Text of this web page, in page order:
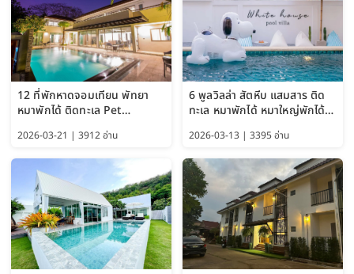
12 ที่พักหาดจอมเทียน พัทยา
หมาพักได้ ติดทะเล Pet
Friendly ใกล้กรุงเทพ หมาใหญ่
พักได้ อัปเดต 2569
2026-03-21 | 3912 อ่าน
6 พูลวิลล่า สัตหีบ แสมสาร ติด
ทะเล หมาพักได้ หมาใหญ่พักได้
ใกล้เกาะแสมสาร 2569
2026-03-13 | 3395 อ่าน